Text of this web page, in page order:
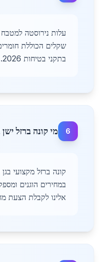
שקלים הכוללת
בתקני בטיחות 2026.
6 מי קונה ברזל ישן
קונה ברזל מקצועי
במחירים הוגנים
אלינו לקבלת הצעת